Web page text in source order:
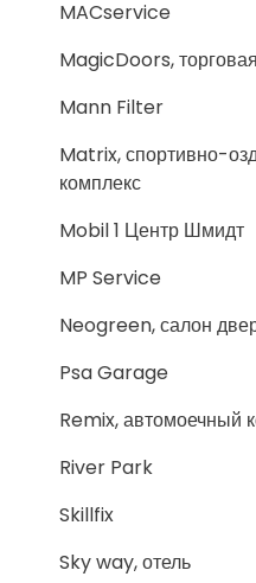
MACservice
MagicDoors,
Mann Filter
Matrix, спортивно-
комплекс
Mobil 1 Центр Шмидт
MP Service
Neogreen, салон
Psa Garage
Remix, автомоечный
River Park
Skillfix
Sky way, отель